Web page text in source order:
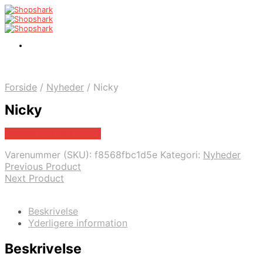
Forside / Nyheder / Nicky
Nicky
Varenummer (SKU): f8568fbc1d5e Kategori: Nyheder
Previous Product
Next Product
Beskrivelse
Yderligere information
Beskrivelse